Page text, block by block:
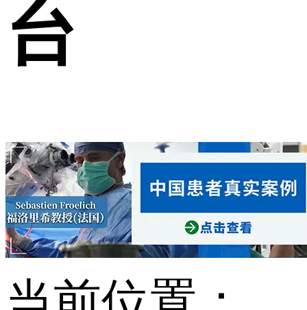
台